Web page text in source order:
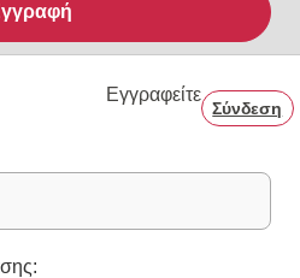
Εγγραφείτε
Σύνδεση